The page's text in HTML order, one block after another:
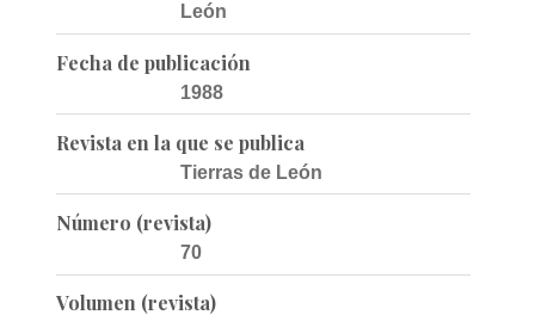
León
Fecha de publicación
1988
Revista en la que se publica
Tierras de León
Número (revista)
70
Volumen (revista)